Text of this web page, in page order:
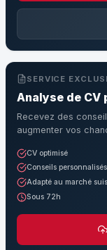
SERVICE
Analyse de CV
Recevez des
augmenter vos
CV optimisé
Conseils personnalisés
Adapté au marché
Sous 72h